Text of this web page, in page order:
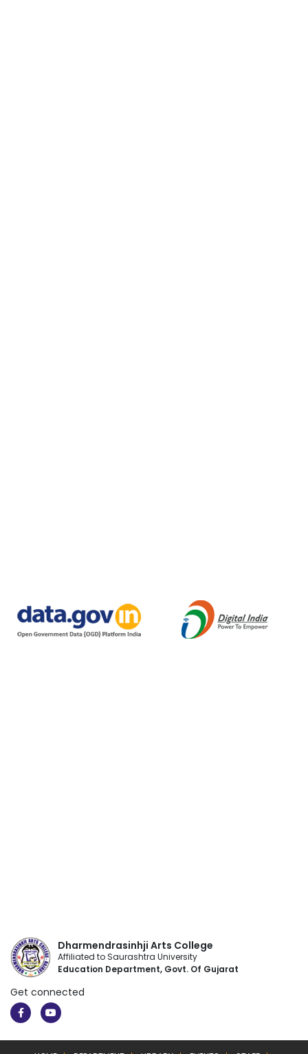
Dharmendrasinhji Arts College
Affiliated to Saurashtra University
Education Department, Govt. Of Gujarat
Get connected